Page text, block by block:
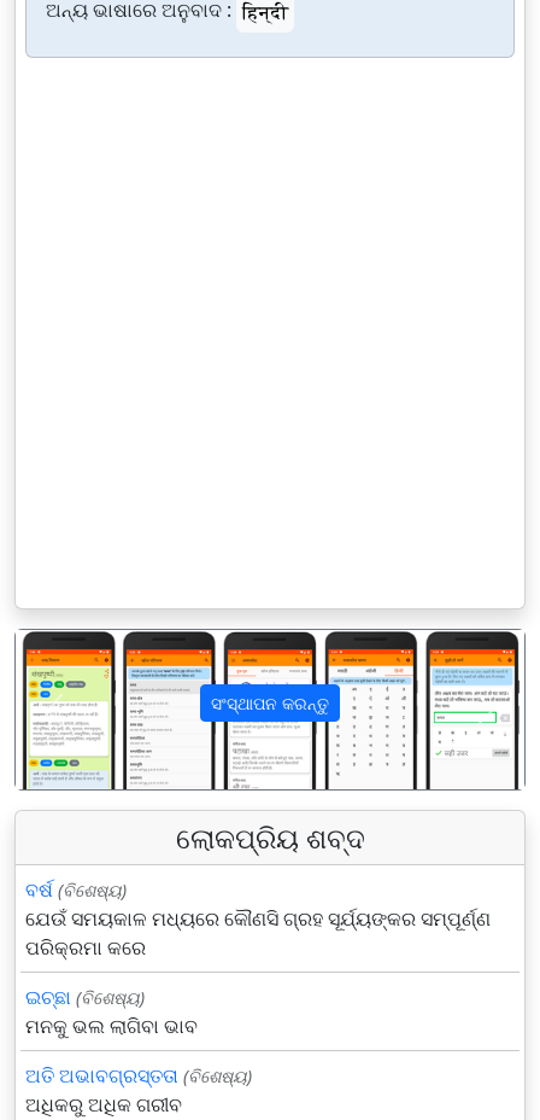
ଅନ୍ୟ ଭାଷାରେ ଅନୁବାଦ : हिन्दी
ସଂସ୍ଥାପନ କରନ୍ତୁ
पिछला अगला
ଲୋକପ୍ରିୟ ଶବ୍ଦ
ବର୍ଷ (ବିଶେଷ୍ୟ)
ଯେଉଁ ସମୟକାଳ ମଧ୍ୟରେ କୌଣସି ଗ୍ରହ ସୂର୍ଯ୍ୟଙ୍କର ସମ୍ପୂର୍ଣ୍ଣ
ପରିକ୍ରମା କରେ
ଇଚ୍ଛା (ବିଶେଷ୍ୟ)
ମନକୁ ଭଲ ଲାଗିବା ଭାବ
ଅତି ଅଭାବଗ୍ରସ୍ତତା (ବିଶେଷ୍ୟ)
ଅଧିକରୁ ଅଧିକ ଗରୀବ